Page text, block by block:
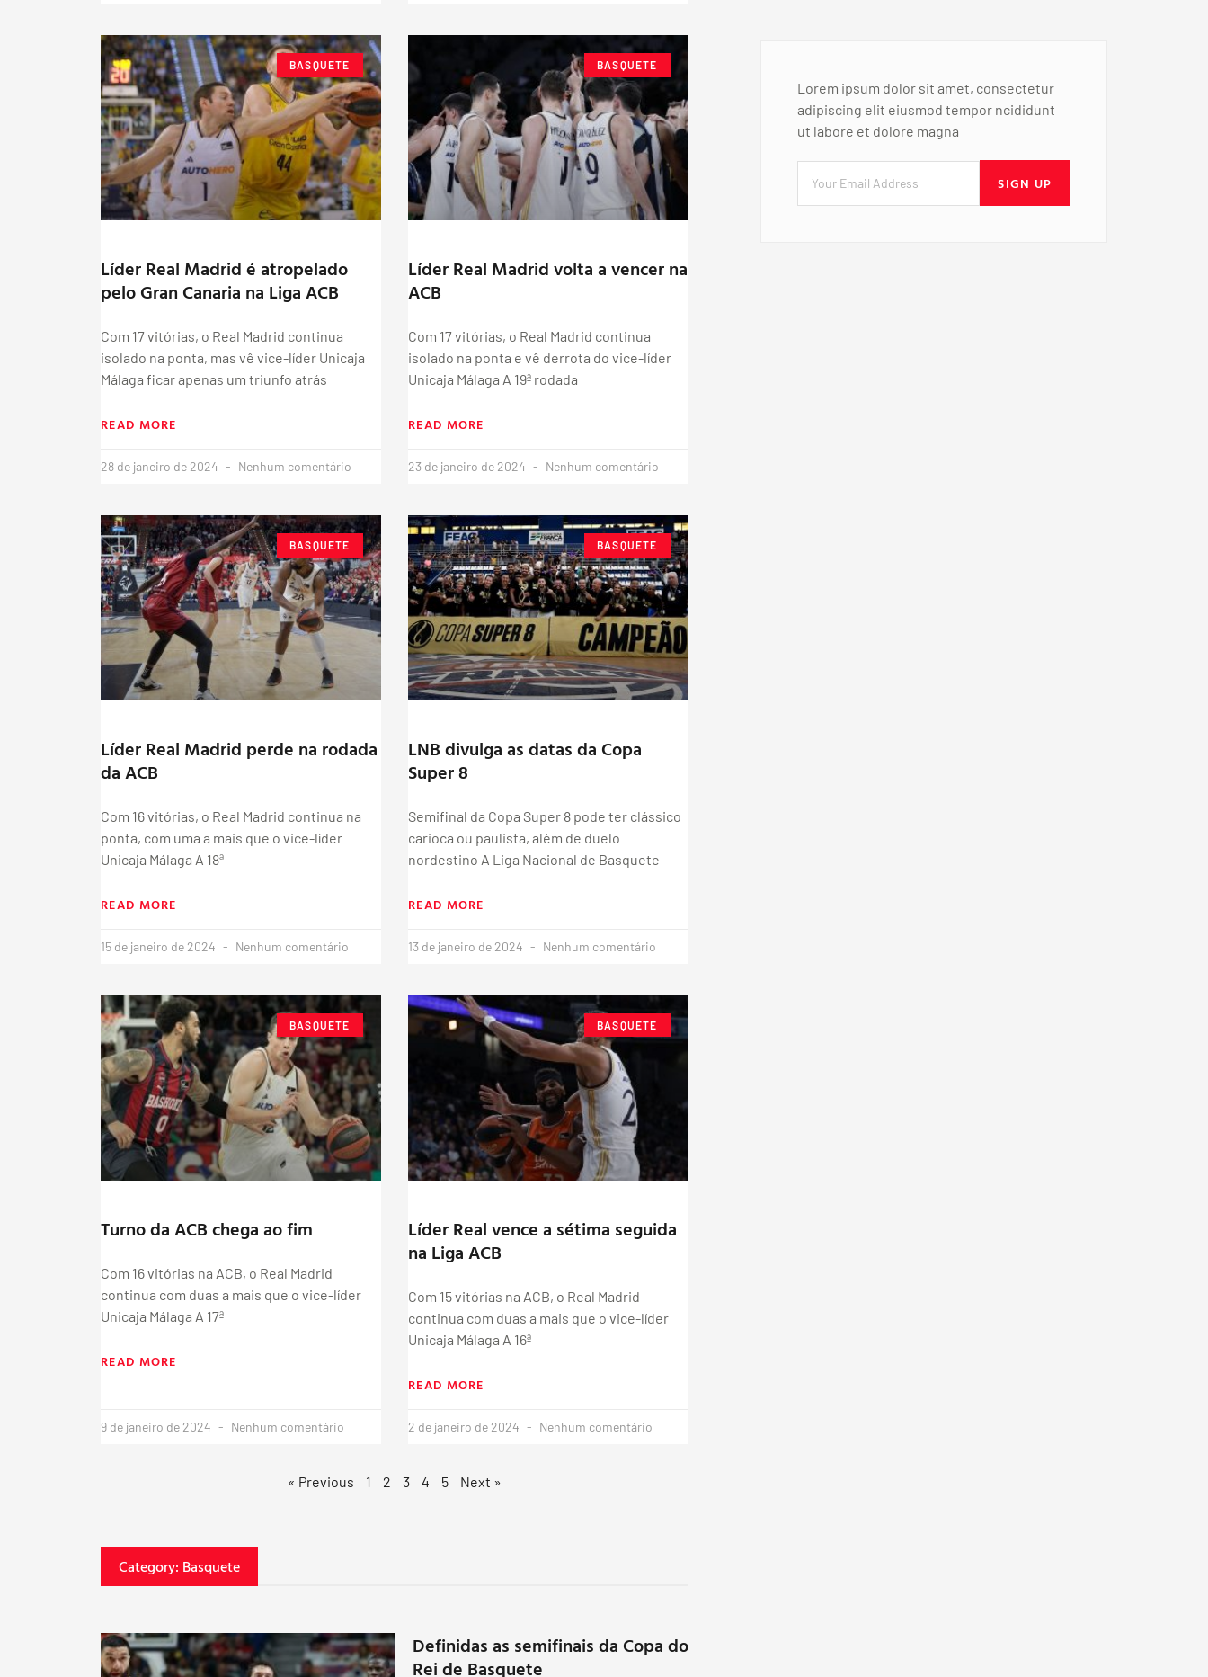
BASQUETE
Líder Real Madrid é atropelado
pelo Gran Canaria na Liga ACB
Com 17 vitórias, o Real Madrid continua
isolado na ponta, mas vê vice-líder Unicaja
Málaga ficar apenas um triunfo atrás
READ MORE
28 de janeiro de 2024 Nenhum comentário
BASQUETE
Líder Real Madrid volta a vencer na
ACB
Com 17 vitórias, o Real Madrid continua
isolado na ponta e vê derrota do vice-líder
Unicaja Málaga A 19ª rodada
READ MORE
23 de janeiro de 2024 Nenhum comentário
BASQUETE
Líder Real Madrid perde na rodada
da ACB
Com 16 vitórias, o Real Madrid continua na
ponta, com uma a mais que o vice-líder
Unicaja Málaga A 18ª
READ MORE
15 de janeiro de 2024 Nenhum comentário
BASQUETE
LNB divulga as datas da Copa
Super 8
Semifinal da Copa Super 8 pode ter clássico
carioca ou paulista, além de duelo
nordestino A Liga Nacional de Basquete
READ MORE
13 de janeiro de 2024 Nenhum comentário
BASQUETE
Turno da ACB chega ao fim
Com 16 vitórias na ACB, o Real Madrid
continua com duas a mais que o vice-líder
Unicaja Málaga A 17ª
READ MORE
9 de janeiro de 2024 Nenhum comentário
BASQUETE
Líder Real vence a sétima seguida
na Liga ACB
Com 15 vitórias na ACB, o Real Madrid
continua com duas a mais que o vice-líder
Unicaja Málaga A 16ª
READ MORE
2 de janeiro de 2024 Nenhum comentário
« Previous 1 2 3 4 5 Next »
Category: Basquete
Definidas as semifinais da Copa do
Rei de Basquete
Lorem ipsum dolor sit amet, consectetur
adipiscing elit eiusmod tempor ncididunt
ut labore et dolore magna
SIGN UP